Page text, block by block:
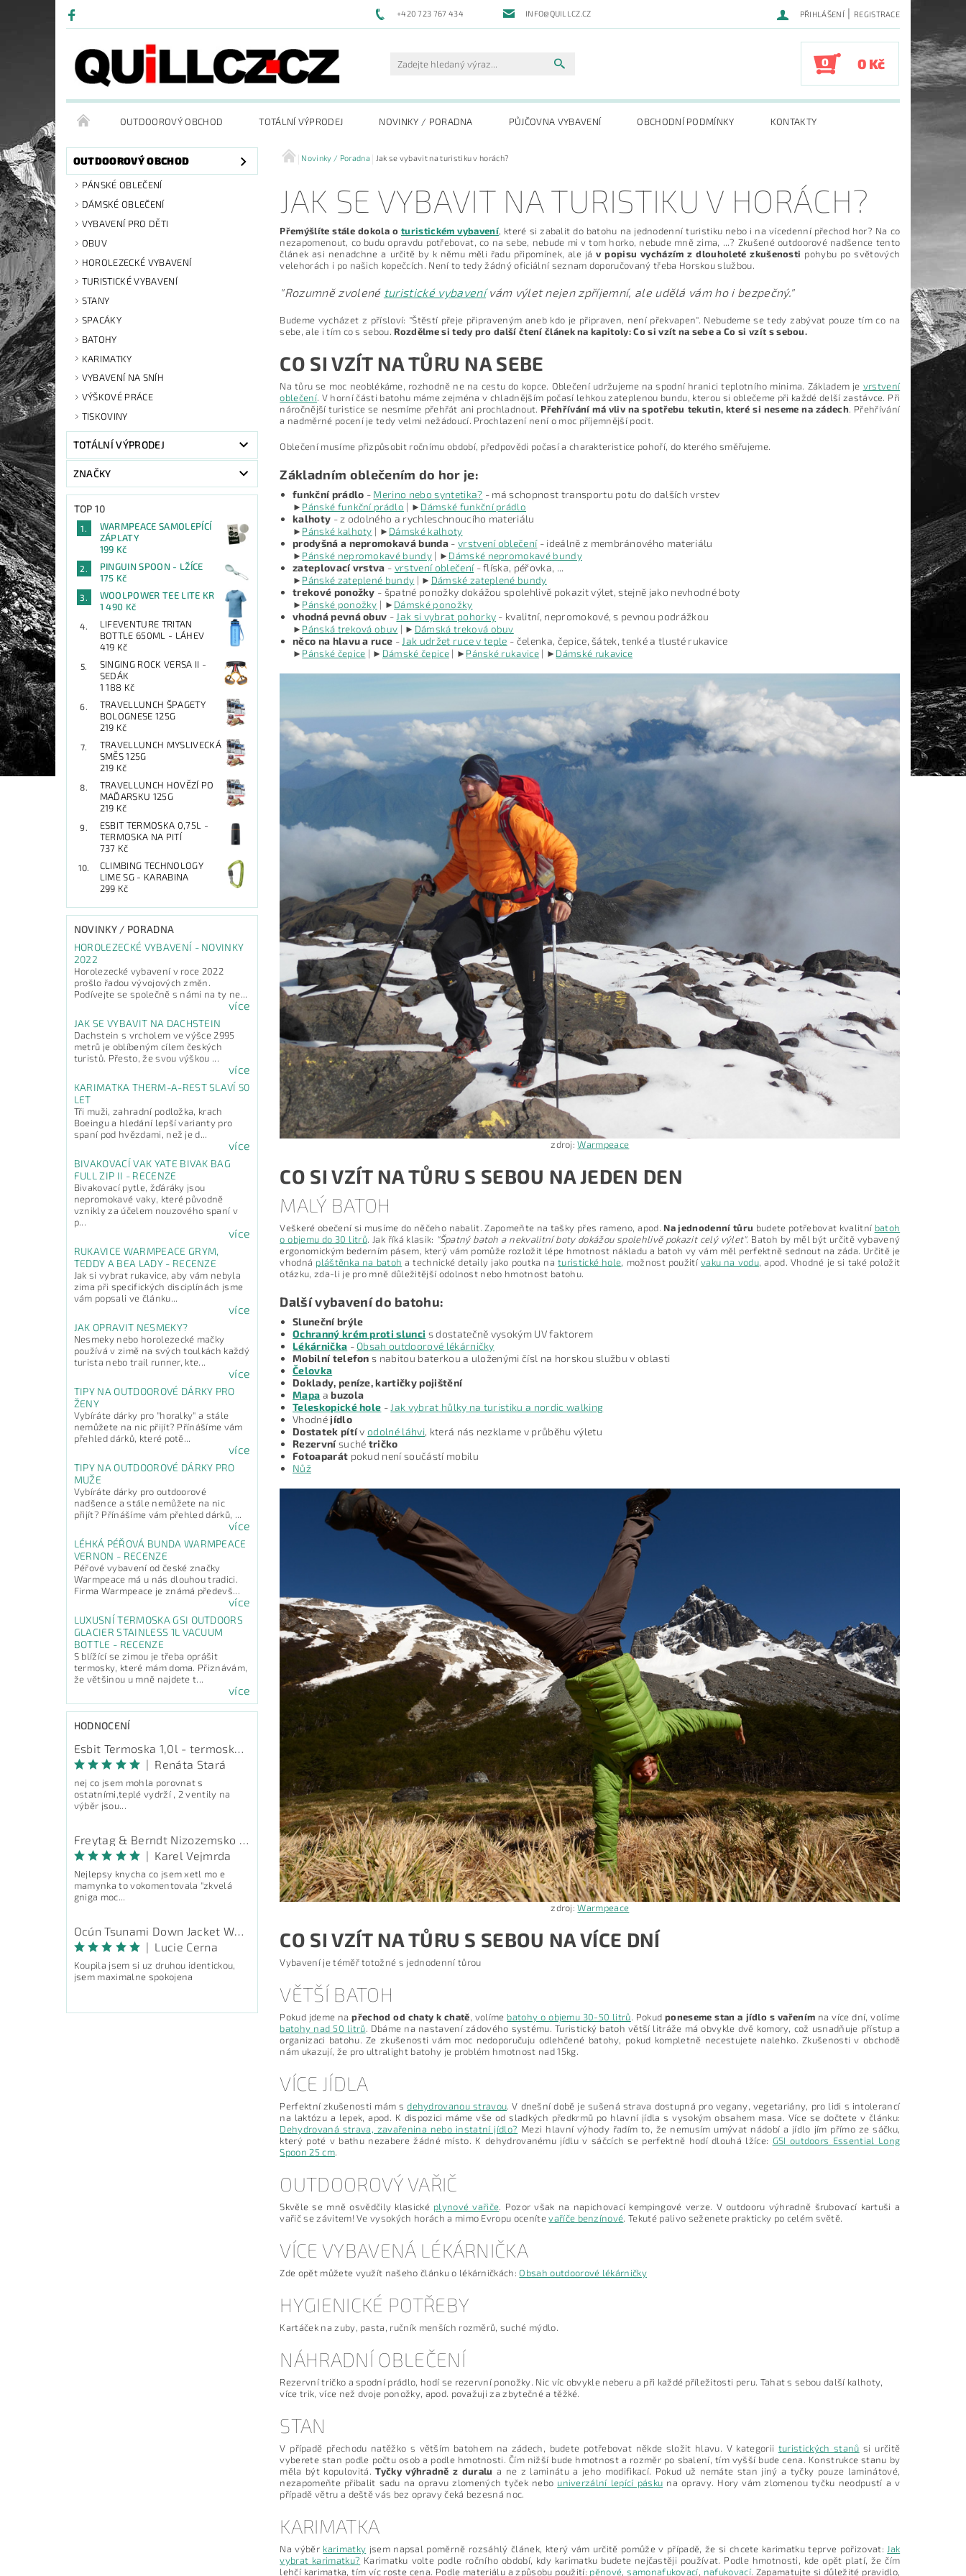
+420 723 767 434 INFO@QUILLCZ.CZ PŘIHLÁŠENÍ | REGISTRACE
0 0 Kč
OUTDOOROVÝ OBCHOD TOTÁLNÍ VÝPRODEJ NOVINKY / PORADNA PŮJČOVNA VYBAVENÍ OBCHODNÍ PODMÍNKY KONTAKTY
OUTDOOROVÝ OBCHOD
PÁNSKÉ OBLEČENÍ
DÁMSKÉ OBLEČENÍ
VYBAVENÍ PRO DĚTI
OBUV
HOROLEZECKÉ VYBAVENÍ
TURISTICKÉ VYBAVENÍ
STANY
SPACÁKY
BATOHY
KARIMATKY
VYBAVENÍ NA SNÍH
VÝŠKOVÉ PRÁCE
TISKOVINY
TOTÁLNÍ VÝPRODEJ
ZNAČKY
TOP 10
WARMPEACE SAMOLEPÍCÍ
ZÁPLATY
199 Kč
PINGUIN SPOON - LŽÍCE
175 Kč
WOOLPOWER TEE LITE KR
1 490 Kč
LIFEVENTURE TRITAN
BOTTLE 650ML - LÁHEV
419 Kč
SINGING ROCK VERSA II -
SEDÁK
1 188 Kč
TRAVELLUNCH ŠPAGETY
BOLOGNESE 125G
219 Kč
TRAVELLUNCH MYSLIVECKÁ
SMĚS 125G
219 Kč
TRAVELLUNCH HOVĚZÍ PO
MAĎARSKU 125G
219 Kč
ESBIT TERMOSKA 0,75L -
TERMOSKA NA PITÍ
737 Kč
CLIMBING TECHNOLOGY
LIME SG - KARABINA
299 Kč
NOVINKY / PORADNA
HOROLEZECKÉ VYBAVENÍ - NOVINKY
2022
Horolezecké vybavení v roce 2022
prošlo řadou vývojových změn.
Podívejte se společně s námi na ty ne...
více
JAK SE VYBAVIT NA DACHSTEIN
Dachstein s vrcholem ve výšce 2995
metrů je oblíbeným cílem českých
turistů. Přesto, že svou výškou ...
více
KARIMATKA THERM-A-REST SLAVÍ 50
LET
Tři muži, zahradní podložka, krach
Boeingu a hledání lepší varianty pro
spaní pod hvězdami, než je d...
více
BIVAKOVACÍ VAK YATE BIVAK BAG
FULL ZIP II - RECENZE
Bivakovací pytle, žďáráky jsou
nepromokavé vaky, které původně
vznikly za účelem nouzového spaní v
p...
více
RUKAVICE WARMPEACE GRYM,
TEDDY A BEA LADY - RECENZE
Jak si vybrat rukavice, aby vám nebyla
zima při specifických disciplínách jsme
vám popsali ve článku...
více
JAK OPRAVIT NESMEKY?
Nesmeky nebo horolezecké mačky
používá v zimě na svých toulkách každý
turista nebo trail runner, kte...
více
TIPY NA OUTDOOROVÉ DÁRKY PRO
ŽENY
Vybíráte dárky pro "horalky" a stále
nemůžete na nic přijít? Přínášíme vám
přehled dárků, které potě...
více
TIPY NA OUTDOOROVÉ DÁRKY PRO
MUŽE
Vybíráte dárky pro outdoorové
nadšence a stále nemůžete na nic
přijít? Přínášíme vám přehled dárků, ...
více
LÉHKÁ PÉŘOVÁ BUNDA WARMPEACE
VERNON - RECENZE
Péřové vybavení od české značky
Warmpeace má u nás dlouhou tradici.
Firma Warmpeace je známá předevš...
více
LUXUSNÍ TERMOSKA GSI OUTDOORS
GLACIER STAINLESS 1L VACUUM
BOTTLE - RECENZE
S blížící se zimou je třeba oprášit
termosky, které mám doma. Přiznávám,
že většinou u mně najdete t...
více
HODNOCENÍ
| Renáta Stará
nej co jsem mohla porovnat s
ostatními,teplé vydrží , 2 ventily na
výběr jsou...
| Karel Vejmrda
Nejlepsy knycha co jsem xetl mo e
mamynka to vokomentovala "zkvelá
gniga moc...
| Lucie Cerna
Koupila jsem si uz druhou identickou,
jsem maximalne spokojena
Novinky / Poradna Jak se vybavit na turistiku v horách?
JAK SE VYBAVIT NA TURISTIKU V HORÁCH?
Přemýšlíte stále dokola o turistickém vybavení, které si zabalit do batohu na jednodenní turistiku nebo i na vícedenní přechod hor? Na co
nezapomenout, co budu opravdu potřebovat, co na sebe, nebude mi v tom horko, nebude mně zima, ...? Zkušené outdoorové nadšence tento
článek asi nenadchne a určitě by k němu měli řadu připomínek, ale jáv popisu vycházím z dlouholeté zkušenosti pohybu po světových
velehorách i po našich kopečcích. Není to tedy žádný oficiální seznam doporučovaný třeba Horskou službou.
"Rozumně zvolené turistické vybavenívám výlet nejen zpříjemní, ale udělá vám ho i bezpečný."
Budeme vycházet z přísloví: "Štěstí přeje připraveným aneb kdo je připraven, není překvapen". Nebudeme se tedy zabývat pouze tím co na
sebe, ale i tím co s sebou.Rozdělme si tedy pro další čtení článek na kapitoly: Co si vzít na sebe a Co si vzít s sebou.
CO SI VZÍT NA TŮRU NA SEBE
Na tůru se moc neoblékáme, rozhodně ne na cestu do kopce. Oblečení udržujeme na spodní hranici teplotního minima. Základem je vrstvení
oblečení. V horní části batohu máme zejména v chladnějším počasí lehkou zateplenou bundu, kterou si oblečeme při každé delší zastávce. Při
náročnější turistice se nesmíme přehřát ani prochladnout.Přehřívání má vliv na spotřebu tekutin, které si neseme na zádech. Přehřívání
a nadměrné pocení je tedy velmi nežádoucí. Prochlazení není o moc příjemnější pocit.
Oblečení musíme přizpůsobit ročnímu období, předpovědi počasí a charakteristice pohoří, do kterého směřujeme.
Základním oblečením do hor je:
funkční prádlo - Merino nebo syntetika? - má schopnost transportu potu do dalších vrstev
► Pánské funkční prádlo | ► Dámské funkční prádlo
kalhoty - z odolného a rychleschnoucího materiálu
► Pánské kalhoty | ► Dámské kalhoty
prodyšná a nepromokavá bunda- vrstvení oblečení- ideálně z membránového materiálu
► Pánské nepromokavé bundy | ► Dámské nepromokavé bundy
zateplovací vrstva - vrstvení oblečení- flíska, péřovka, ...
► Pánské zateplené bundy | ► Dámské zateplené bundy
trekové ponožky - špatné ponožky dokážou spolehlivě pokazit výlet, stejně jako nevhodné boty
► Pánské ponožky | ► Dámské ponožky
vhodná pevná obuv - Jak si vybrat pohorky - kvalitní, nepromokové, s pevnou podrážkou
► Pánská treková obuv | ► Dámská treková obuv
něco na hlavu a ruce - Jak udržet ruce v teple - čelenka, čepice, šátek, tenké a tlusté rukavice
► Pánské čepice | ► Dámské čepice| ► Pánské rukavice | ► Dámské rukavice
zdroj:Warmpeace
CO SI VZÍT NA TŮRU S SEBOU NA JEDEN DEN
MALÝ BATOH
Veškeré obečení si musíme do něčeho nabalit. Zapomeňte na tašky přes rameno, apod. Na jednodenní tůru budete potřebovat kvalitní batoh
o objemu do 30 litrů. Jak říká klasik: "Špatný batoh a nekvalitní boty dokážou spolehlivě pokazit celý výlet". Batoh by měl být určitě vybavený
ergonomickým bederním pásem, který vám pomůže rozložit lépe hmotnost nákladu a batoh vy vám měl perfektně sednout na záda. Určitě je
vhodná pláštěnka na batoh a technické detaily jako poutka na turistické hole, možnost použití vaku na vodu, apod. Vhodné je si také položit
otázku, zda-li je pro mně důležitější odolnost nebo hmotnost batohu.
Další vybavení do batohu:
Sluneční brýle
Ochranný krém proti slunci s dostatečně vysokým UV faktorem
Lékárnička - Obsah outdoorové lékárničky
Mobilní telefon s nabitou baterkou a uloženými čísl na horskou službu v oblasti
Čelovka
Doklady, peníze, kartičky pojištění
Mapa abuzola
Teleskopické hole - Jak vybrat hůlky na turistiku a nordic walking
Vhodné jídlo
Dostatek pítívodolné láhvi, která nás nezklame v průběhu výletu
Rezervnísuché tričko
Fotoaparát pokud není součástí mobilu
Nůž
zdroj:Warmpeace
CO SI VZÍT NA TŮRU S SEBOU NA VÍCE DNÍ
Vybavení je téměř totožné s jednodenní tůrou
VĚTŠÍ BATOH
Pokud jdeme napřechod od chaty k chatě, volíme batohy o objemu 30-50 litrů. Pokudponeseme stan a jídlo s vařením na více dní, volíme
batohy nad 50 litrů. Dbáme na nastavení zádového systému. Turistický batoh větší litráže má obvykle dvě komory, což usnadňuje přístup a
organizaci batohu. Ze zkušenosti vám moc nedoporučuju odlehčené batohy, pokud kompletně necestujete nalehko. Zkušenosti v obchodě
nám ukazují, že pro ultralight batohy je problém hmotnost nad 15kg.
VÍCE JÍDLA
Perfektní zkušenosti mám sdehydrovanou stravou. V dnešní době je sušená strava dostupná pro vegany, vegetariány, pro lidi s intolerancí
na laktózu a lepek, apod. K dispozici máme vše od sladkých předkrmů po hlavní jídla s vysokým obsahem masa. Více se dočtete v článku:
Dehydrovaná strava, zavařenina nebo instatní jídlo? Mezi hlavní výhody řadím to, že nemusím umývat nádobí a jídlo jím přímo ze sáčku,
který poté v bathu nezabere žádné místo. K dehydrovanému jídlu v sáčcích se perfektně hodí dlouhá lžíce: GSI outdoors Essential Long
Spoon 25 cm.
OUTDOOROVÝ VAŘIČ
Skvěle se mně osvědčily klasické plynové vařiče. Pozor však na napichovací kempingové verze. V outdooru výhradně šrubovací kartuši a
vařič se závitem! Ve vysokých horách a mimo Evropu ocenítevaříče benzínové. Tekuté palivo seženete prakticky po celém světě.
VÍCE VYBAVENÁ LÉKÁRNIČKA
Zde opět můžete využít našeho článku o lékárničkách:Obsah outdoorové lékárničky
HYGIENICKÉ POTŘEBY
Kartáček na zuby, pasta, ručník menších rozměrů, suché mýdlo.
NÁHRADNÍ OBLEČENÍ
Rezervní tričko a spodní prádlo, hodí se rezervní ponožky. Nic víc obvykle neberu a při každé příležitosti peru. Tahat s sebou další kalhoty,
více trik, více než dvoje ponožky, apod. považuji za zbytečné a těžké.
STAN
V případě přechodu natěžko s větším batohem na zádech, budete potřebovat někde složit hlavu. V kategorii turistických stanů si určitě
vyberete stan podle počtu osob a podle hmotnosti. Čím nižší bude hmotnost a rozměr po sbalení, tím vyšší bude cena. Konstrukce stanu by
měla být kopulovitá.Tyčky výhradně z duralu a ne z laminátu a jeho modifikací. Pokud už nemáte stan jiný a tyčky pouze laminátové,
nezapomeňte přibalit sadu na opravu zlomených tyček nebo univerzální lepící pásku na opravy. Hory vám zlomenou tyčku neodpustí a v
případě větru a deště vás bez opravy čeká bezesná noc.
KARIMATKA
Na výběr karimatky jsem napsal poměrně rozsáhlý článek, který vám určitě pomůže v případě, že si chcete karimatku teprve pořizovat:Jak
vybrat karimatku? Karimatku volte podle ročního období, kdy karimatku budete nejčastěji používat. Podle hmotnosti, kde opět platí, že čím
lehčí karimatka, tím víc roste cena. Podle materiálu a způsobu použití: pěnové,samonafukovací, nafukovací. Zapamatujte si důležité pravidlo,